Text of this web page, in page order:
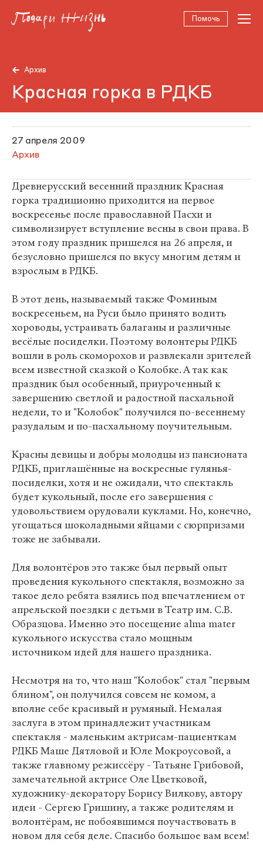
Помочь
Архив
Красная горка в РДКБ
27 апреля 2009
Архив
Древнерусский весенний праздник Красная
горка традиционно приходится на первое
воскресенье после православной Пасхи и
символизирует вступление весны в свои права. В
этом году праздник пришелся на 26 апреля, и
безусловно пришелся по вкусу многим детям и
взрослым в РДКБ.
В этот день, называемый также Фоминым
воскресеньем, на Руси было принято водить
хороводы, устраивать балаганы и различные
весёлые посиделки. Поэтому волонтеры РДКБ
вошли в роль скоморохов и развлекали зрителей
всем известной сказкой о Колобке. А так как
праздник был особенный, приуроченный к
завершению светлой и радостной пасхальной
недели, то и "Колобок" получился по-весеннему
разудалым и по-пасхальному поучительным.
Красны девицы и добры молодцы из пансионата
РДКБ, приглашённые на воскресные гулянья-
посиделки, хотя и не ожидали, что спектакль
будет кукольный, после его завершения с
удовольствием орудовали куклами. Но, конечно,
угощаться шоколадными яйцами с сюрпризами
тоже не забывали.
Для волонтёров это также был первый опыт
проведения кукольного спектакля, возможно за
такое дело ребята взялись под впечатлением от
апрельской поездки с детьми в Театр им. С.В.
Образцова. Именно это посещение alma mater
кукольного искусства стало мощным
источником идей для нашего праздника.
Несмотря на то, что наш "Колобок" стал "первым
блином", он получился совсем не комом, а
вполне себе красивый и румяный. Немалая
заслуга в этом принадлежит участникам
спектакля - маленьким актрисам-пациенткам
РДКБ Маше Дятловой и Юле Мокроусовой, а
также главному режиссёру - Татьяне Грибовой,
замечательной актрисе Оле Цветковой,
художнику-декоратору Борису Вилкову, автору
идеи - Сергею Гришину, а также родителям и
волонтёрам, не побоявшимся поучаствовать в
новом для себя деле. Спасибо большое вам всем!